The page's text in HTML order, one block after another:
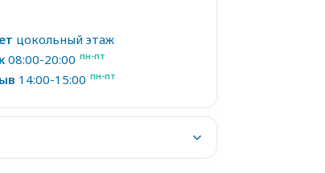
цокольный этаж
08:00-20:00 пн-пт
14:00-15:00 пн-пт